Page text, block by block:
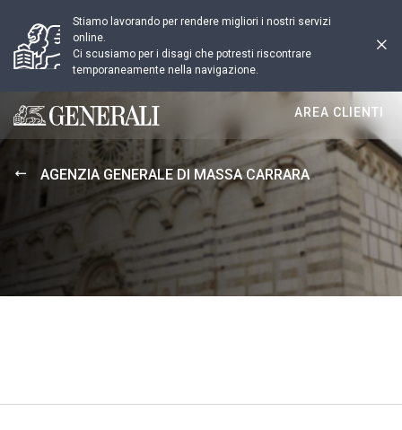
Stiamo lavorando per rendere migliori i nostri servizi
online.
Ci scusiamo per i disagi che potresti riscontrare
temporaneamente nella navigazione.
Generali logo
AREA CLIENTI
AGENZIA GENERALE DI MASSA CARRARA